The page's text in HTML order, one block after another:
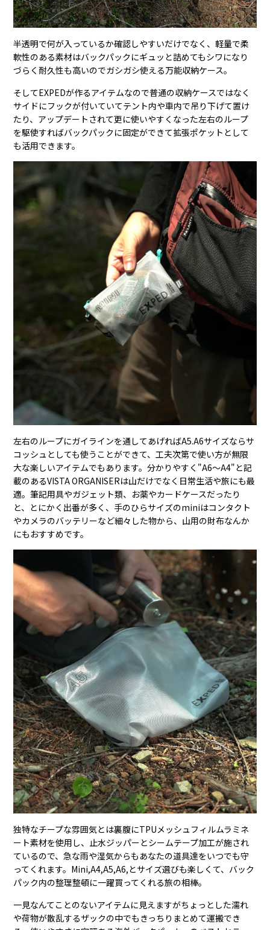
半透明で何が入っているか確認しやすいだけでなく、軽量で柔
軟性のある素材はバックパックにギュッと詰めてもシワになり
づらく耐久性も高いのでガシガシ使える万能収納ケース。
そしてEXPEDが作るアイテムなので普通の収納ケースではなく
サイドにフックが付いていてテント内や車内で吊り下げて置け
たり、アップデートされて更に使いやすくなった左右のループ
を駆使すればバックパックに固定ができて拡張ポケットとして
も活用できます。
左右のループにガイラインを通してあげればA5.A6サイズならサ
コッシュとしても使うことができて、工夫次第で使い方が無限
大な楽しいアイテムでもあります。分かりやすく"A6〜A4"と記
載のあるVISTA ORGANISERは山だけでなく日常生活や旅にも最
適。筆記用具やガジェット類、お薬やカードケースだったり
と、とにかく出番が多く、手のひらサイズのminiはコンタクト
やカメラのバッテリーなど細々した物から、山用の財布なんか
にもおすすめです。
独特なチープな雰囲気とは裏腹にTPUメッシュフィルムラミネ
ート素材を使用し、止水ジッパーとシームテープ加工が施され
ているので、急な雨や湿気からもあなたの道具達をいつでも守
ってくれます。Mini,A4,A5,A6,とサイズ選びも楽しくて、バック
パック内の整理整頓に一躍買ってくれる旅の相棒。
一見なんてことのないアイテムに見えますがちょっとした濡れ
や荷物が散乱するザックの中でもきっちりまとめて運搬でき